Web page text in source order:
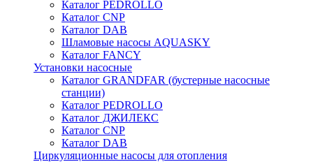
Каталог PEDROLLO
Каталог CNP
Каталог DAB
Шламовые насосы AQUASKY
Каталог FANCY
Установки насосные
Каталог GRANDFAR (бустерные насосные
станции)
Каталог PEDROLLO
Каталог ДЖИЛЕКС
Каталог CNP
Каталог DAB
Циркуляционные насосы для отопления